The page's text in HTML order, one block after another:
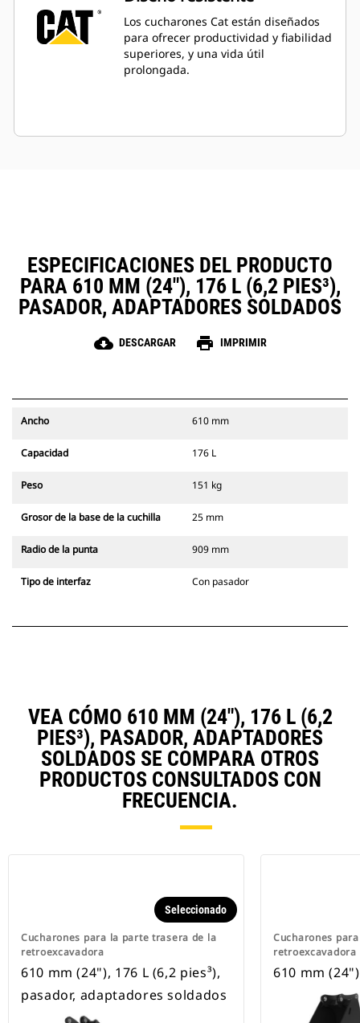
Los cucharones Cat están diseñados
para ofrecer productividad y fiabilidad
superiores, y una vida útil
prolongada.
ESPECIFICACIONES DEL PRODUCTO
PARA 610 MM (24"), 176 L (6,2 PIES³),
PASADOR, ADAPTADORES SOLDADOS
cloud_download DESCARGAR print IMPRIMIR
Ancho 610 mm
Capacidad 176 L
Peso 151 kg
Grosor de la base de la cuchilla 25 mm
Radio de la punta 909 mm
Tipo de interfaz Con pasador
VEA CÓMO 610 MM (24"), 176 L (6,2
PIES³), PASADOR, ADAPTADORES
SOLDADOS SE COMPARA OTROS
PRODUCTOS CONSULTADOS CON
FRECUENCIA.
Cucharones para la parte trasera de la
retroexcavadora
Seleccionado
610 mm (24"), 176 L (6,2 pies³),
pasador, adaptadores soldados
Cucharones
retroexcavadora
610 mm